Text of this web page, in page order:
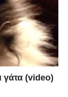
γάτα (video)